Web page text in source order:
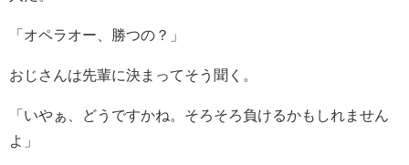
「オペラオー、勝つの？」
おじさんは先輩に決まってそう聞く。
「いやぁ、どうですかね。そろそろ負けるかもしれません
よ」